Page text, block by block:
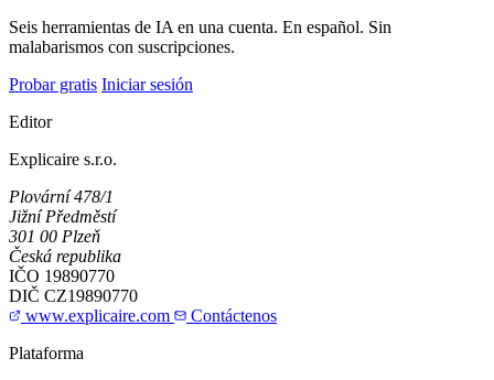
Seis herramientas de IA en una cuenta. En español. Sin
malabarismos con suscripciones.
Probar gratis Iniciar sesión
Editor
Explicaire s.r.o.
Plovární 478/1
Jižní Předměstí
301 00 Plzeň
Česká republika
IČO 19890770
DIČ CZ19890770
www.explicaire.com
Contáctenos
Plataforma